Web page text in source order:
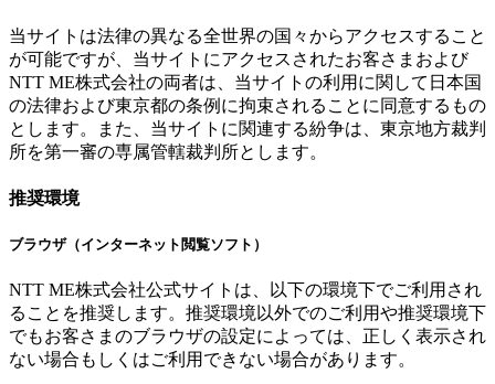
当サイトは法律の異なる全世界の国々からアクセスすること
が可能ですが、当サイトにアクセスされたお客さまおよび
NTT ME株式会社の両者は、当サイトの利用に関して日本国
の法律および東京都の条例に拘束されることに同意するもの
とします。また、当サイトに関連する紛争は、東京地方裁判
所を第一審の専属管轄裁判所とします。
推奨環境
ブラウザ（インターネット閲覧ソフト）
NTT ME株式会社公式サイトは、以下の環境下でご利用され
ることを推奨します。推奨環境以外でのご利用や推奨環境下
でもお客さまのブラウザの設定によっては、正しく表示され
ない場合もしくはご利用できない場合があります。